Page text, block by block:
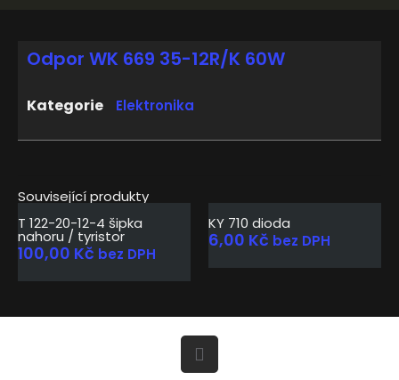
Související produkty
T 122-20-12-4 šipka
nahoru / tyristor
100,00 Kč bez DPH
KY 710 dioda
6,00 Kč bez DPH
Odpor WK 669 35-12R/K 60W
Kategorie Elektronika